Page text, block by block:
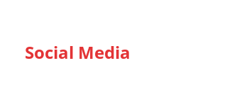
Social Media